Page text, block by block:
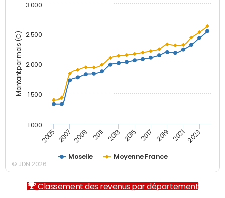
Montant par mois (€)
Moselle Moyenne France
2005 2007 2009 2011 2013 2015 2017 2019 2021 2023
1 000
1 500
2 000
2 500
3 000
© JDN 2026
Classement des revenus par département